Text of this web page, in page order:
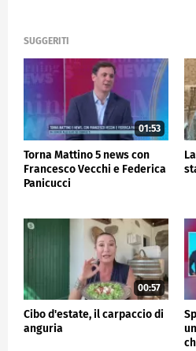
SUGGERITI
01:53
Torna Mattino 5 news con
Francesco Vecchi e Federica
Panicucci
00:57
Cibo d'estate, il carpaccio di
anguria